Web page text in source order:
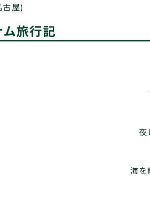
屋)
旅行記
夜
海を